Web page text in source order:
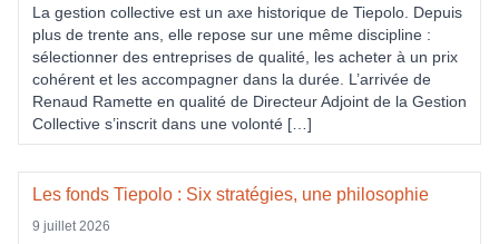
La gestion collective est un axe historique de Tiepolo. Depuis
plus de trente ans, elle repose sur une même discipline :
sélectionner des entreprises de qualité, les acheter à un prix
cohérent et les accompagner dans la durée. L’arrivée de
Renaud Ramette en qualité de Directeur Adjoint de la Gestion
Collective s’inscrit dans une volonté […]
Les fonds Tiepolo : Six stratégies, une philosophie
9 juillet 2026